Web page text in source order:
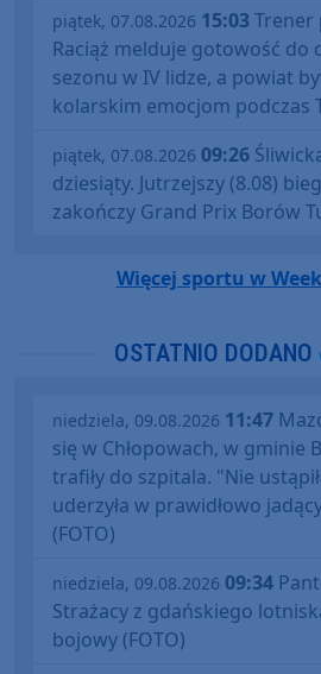
piątek, 07.08.2026 15:03Trener
Raciąż melduje gotowość do
sezonu w IV lidze, a powiat
kolarskim emocjom podczas
piątek, 07.08.2026 09:26
dziesiąty. Jutrzejszy (8.08)
zakończy Grand Prix Borów
Więcej sportu w
OSTATNIO DODANO
niedziela, 09.08.2026 11:47
się w Chłopowach, w gminie
trafiły do szpitala. "Nie
uderzyła w prawidłowo
(FOTO)
niedziela, 09.08.2026 09:34
Strażacy z gdańskiego
bojowy (FOTO)